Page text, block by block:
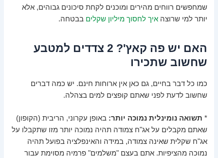
שמחפשים רווחים מהירים ומוכנים לקחת סיכונים גבוהים, אלא
יותר למי שרוצהאיך לחסוך מיליון שקלים בבטחה.
האם יש פה קאץ'? 2 צדדים למטבע
שחשוב שתכירו
כמו כל דבר בחיים, גם כאן אין ארוחות חינם. יש כמה דברים
שחשוב לדעת לפני שאתם קופצים למים בצהלה.
* תשואה נומינלית נמוכה יותר: באופן עקרוני, הריבית (הקופון)
שאתם מקבלים על אג"ח צמודה תהיה נמוכה יותר מזו שתקבלו על
אג"ח שקלית שאינה צמודה, במידה והאינפלציה בפועל תהיה
נמוכה מהציפיות. אתם בעצם "משלמים" פרמיה מסוימת עבור